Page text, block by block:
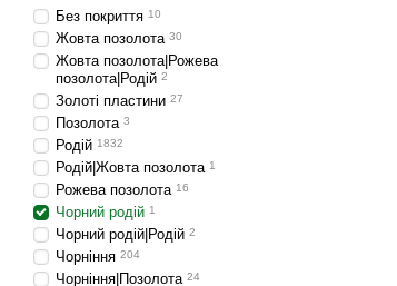
Без покриття 10
Жовта позолота 30
Жовта позолота|Рожева
позолота|Родій 2
Золоті пластини 27
Позолота 3
Родій 1832
Родій|Жовта позолота 1
Рожева позолота 16
Чорний родій 1
Чорний родій|Родій 2
Чорніння 204
Чорніння|Позолота 24